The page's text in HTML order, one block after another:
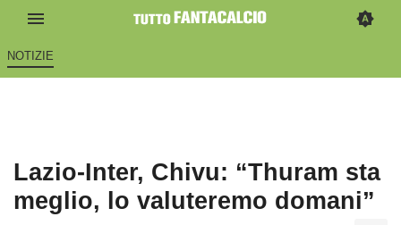
NOTIZIE
Lazio-Inter, Chivu: “Thuram sta
meglio, lo valuteremo domani”